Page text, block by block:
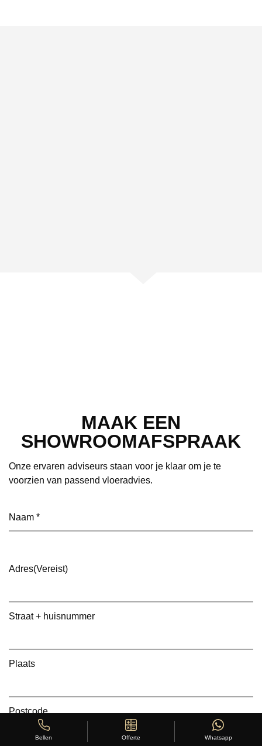
MAAK EEN
SHOWROOMAFSPRAAK
Onze ervaren adviseurs staan voor je klaar om je te
voorzien van passend vloeradvies.
Naam (Vereist)
Adres(Vereist)
Straat + huisnummer
Plaats
Postcode
Bellen Offerte Whatsapp